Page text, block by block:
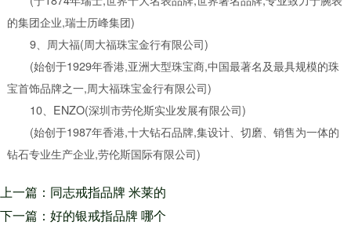
的集团企业,瑞士历峰集团)
9、周大福(周大福珠宝金行有限公司)
(始创于1929年香港,亚洲大型珠宝商,中国最著名及最具规模的珠
宝首饰品牌之一,周大福珠宝金行有限公司)
10、ENZO(深圳市劳伦斯实业发展有限公司)
(始创于1987年香港,十大钻石品牌,集设计、切磨、销售为一体的
钻石专业生产企业,劳伦斯国际有限公司)
上一篇：同志戒指品牌 米莱的
每一件珠宝都宛若美妙绝伦的艺
下一篇：好的银戒指品牌 哪个